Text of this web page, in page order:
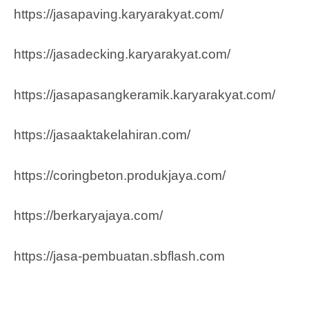
https://jasapaving.karyarakyat.com/
https://jasadecking.karyarakyat.com/
https://jasapasangkeramik.karyarakyat.com/
https://jasaaktakelahiran.com/
https://coringbeton.produkjaya.com/
https://berkaryajaya.com/
https://jasa-pembuatan.sbflash.com